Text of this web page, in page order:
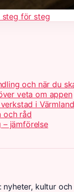
steg för steg
och när du
veta om appen
i Värmland
och råd
– jämförelse
kultur